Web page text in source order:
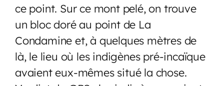
ce point. Sur ce mont pelé, on trouve
un bloc doré au point de La
Condamine et, à quelques mètres de
là, le lieu où les indigènes pré-incaïque
avaient eux-mêmes situé la chose.